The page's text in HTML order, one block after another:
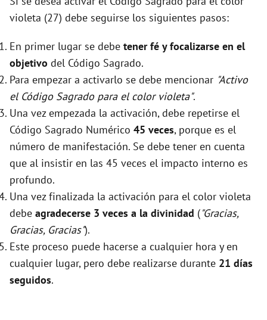
violeta (27) debe seguirse los siguientes pasos:
En primer lugar se debe tener fé y focalizarse en el
objetivo del Código Sagrado.
Para empezar a activarlo se debe mencionar "Activo
el Código Sagrado para el color violeta".
Una vez empezada la activación, debe repetirse el
Código Sagrado Numérico 45 veces, porque es el
número de manifestación. Se debe tener en cuenta
que al insistir en las 45 veces el impacto interno es
profundo.
Una vez finalizada la activación para el color violeta
debe agradecerse 3 veces a la divinidad ("Gracias,
Gracias, Gracias").
Este proceso puede hacerse a cualquier hora y en
cualquier lugar, pero debe realizarse durante 21 días
seguidos.